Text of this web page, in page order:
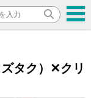
タク）✕クリ